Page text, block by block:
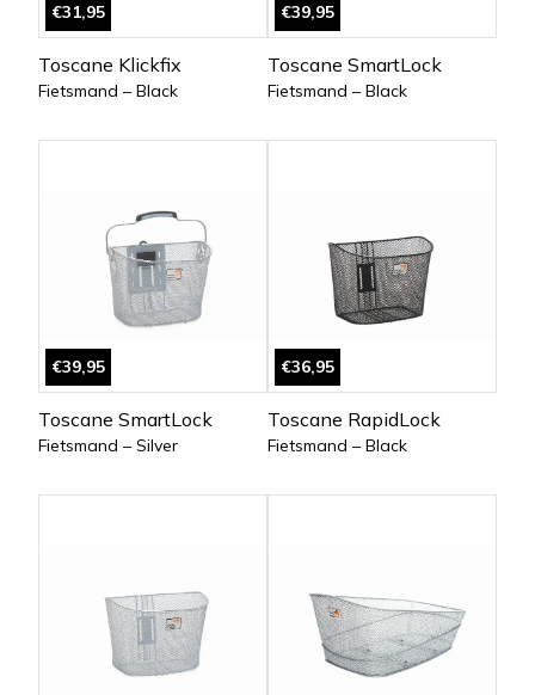
€31,95
Toscane Klickfix
Fietsmand – Black
€39,95
Toscane SmartLock
Fietsmand – Black
€39,95
Toscane SmartLock
Fietsmand – Silver
€36,95
Toscane RapidLock
Fietsmand – Black